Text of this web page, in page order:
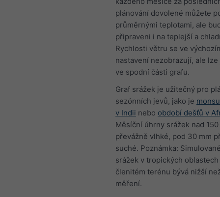
plánování dovolené můžete
průměrnými teplotami, ale
připraveni i na teplejší a
Rychlosti větru se ve
nastavení nezobrazují, ale
ve spodní části grafu.
Graf srážek je užitečný pro
sezónních jevů, jako je
v Indii nebo období dešťů v
Měsíční úhrny srážek nad
převážně vlhké, pod 30 mm
suché. Poznámka:
srážek v tropických oblastech
členitém terénu bývá nižší
měření.